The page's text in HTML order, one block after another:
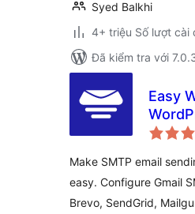
Syed Balkhi
4+ triệu Số lượt cài
Đã kiểm tra với
Easy
and
365,
more
Make SMTP email
easy. Configure Gmail
Brevo, SendGrid,